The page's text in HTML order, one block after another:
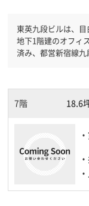
東英九段ビルは、
地下1階建のオフィスビルです。 竣工
済み、都営新宿線
ますので、地震対
日も利用可能にな
7階 18.6